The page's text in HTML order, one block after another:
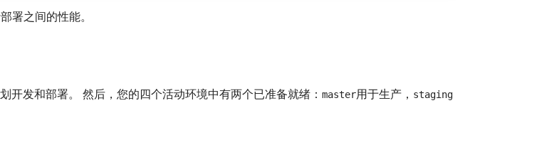
署之间的性能。
开发和部署。 然后，您的四个活动环境中有两个已准备就绪： master用于生产， staging